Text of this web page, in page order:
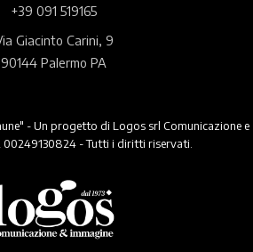
+39 091 519165
Giacinto Carini, 9
90144 Palermo PA
- Un progetto di Logos srl Comunicazione e
00249130824 - Tutti i diritti riservati.